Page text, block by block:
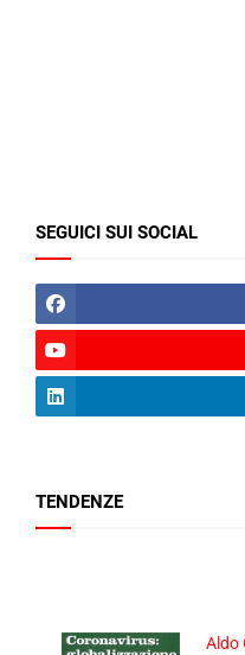
SEGUICI SUI SOCIAL
TENDENZE
Aldo